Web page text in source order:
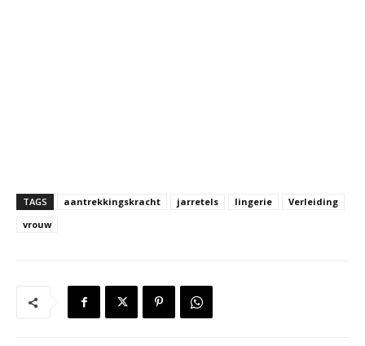
TAGS aantrekkingskracht jarretels lingerie
Verleiding
vrouw